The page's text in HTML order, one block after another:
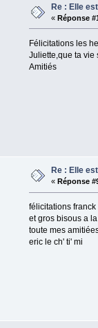
Re : Elle
« Réponse
Félicitations les
Juliette,que ta vie
Amitiés
Re : Elle
« Réponse
félicitations franck
et gros bisous a
toute mes
eric le ch' ti' mi